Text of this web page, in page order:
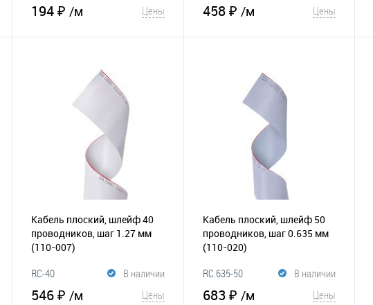
194 ₽ /м Цены
В избранное
К
сравнению
458 ₽ /м Цены
В избранное
Кабель плоский, шлейф 40
проводников, шаг 1.27 мм
(110-007)
В наличии
RC-40
546 ₽ /м Цены
Кабель плоский, шлейф 50
проводников, шаг 0.635 мм
(110-020)
В наличии
RC.635-50
683 ₽ /м Цены